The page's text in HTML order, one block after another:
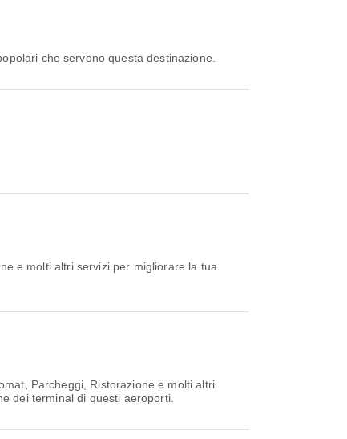
che servono questa destinazione.
e molti altri servizi per migliorare la tua
Parcheggi, Ristorazione e molti altri
dei terminal di questi aeroporti.